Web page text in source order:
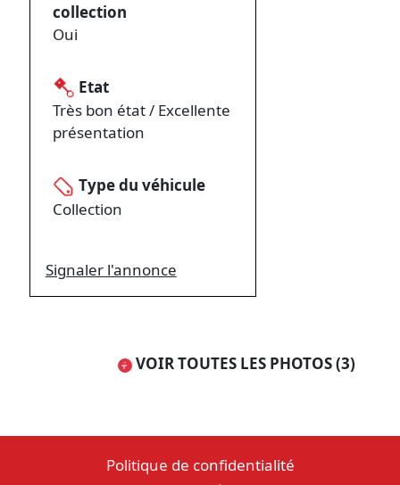
VOIR TOUTES LES PHOTOS (3)
collection
Oui
Etat
Très bon état / Excellente
présentation
Type du véhicule
Collection
Signaler l'annonce
Politique de confidentialité